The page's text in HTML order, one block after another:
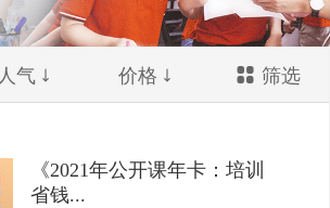
人气 价格 筛选
《2021年公开课年卡：培训
省钱...